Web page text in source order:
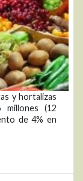
y hortalizas
millones (12
de 4% en